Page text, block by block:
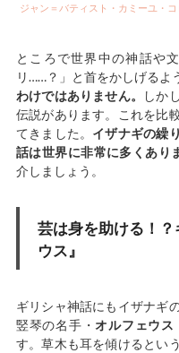
ジャン＝バティスト・カミーユ・コ
ところで世界中の神話や
リ……？」と首をかしげるよ
わけではありません。
しか
伝説があります。これを比
てきました。 イザナギの繰
話は世界に非常に多くあり
介しましょう。
芸は身を助ける！
ウス』
ギリシャ神話にもイザナギ
竪琴の名手・オルフェウス
す。草木も耳を傾けるとい